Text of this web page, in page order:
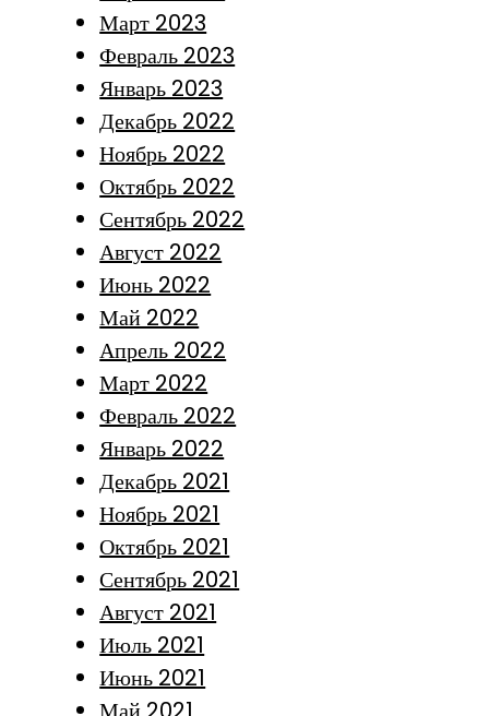
Март 2023
Февраль 2023
Январь 2023
Декабрь 2022
Ноябрь 2022
Октябрь 2022
Сентябрь 2022
Август 2022
Июнь 2022
Май 2022
Апрель 2022
Март 2022
Февраль 2022
Январь 2022
Декабрь 2021
Ноябрь 2021
Октябрь 2021
Сентябрь 2021
Август 2021
Июль 2021
Июнь 2021